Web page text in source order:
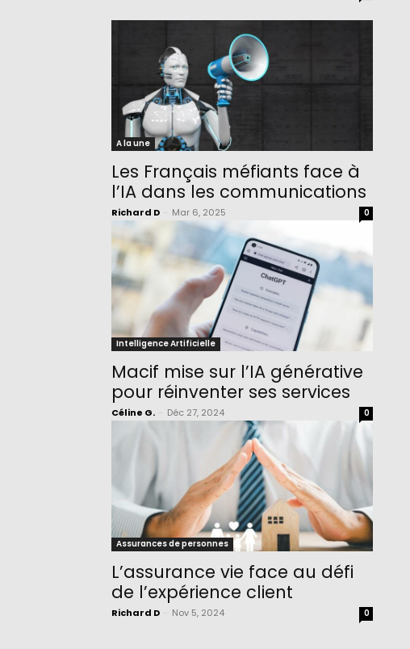
A la une
Les Français méfiants face à
l’IA dans les communications
Richard D Mar 6, 2025 0
Intelligence Artificielle
Macif mise sur l’IA générative
pour réinventer ses services
Céline G. Déc 27, 2024 0
Assurances de personnes
L’assurance vie face au défi
de l’expérience client
Richard D Nov 5, 2024 0